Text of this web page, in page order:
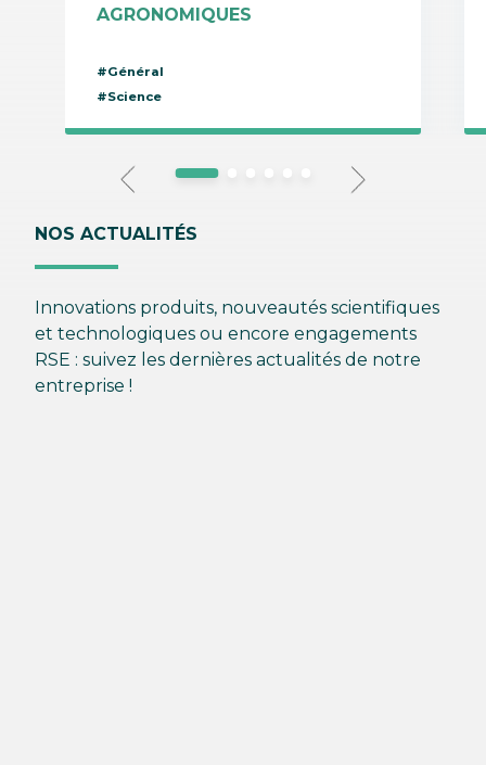
NOS ACTUALITÉS
Innovations produits, nouveautés scientifiques
et technologiques ou encore engagements
RSE : suivez les dernières actualités de notre
entreprise !
AGRONOMIQUES
#Général
#Science